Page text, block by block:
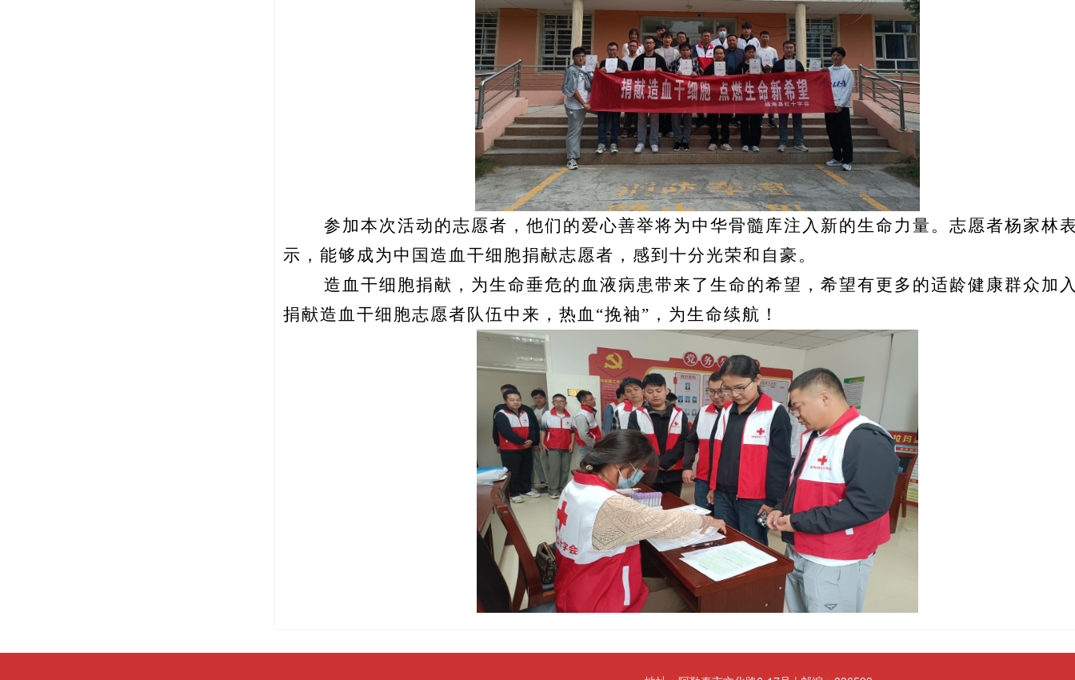
参加本次活动的志愿者 ，他们的爱心善举将为中华骨髓库注入新的生命力量。志愿者杨家林
示，能够成为中国造血干细胞捐献志愿者，感到十分光荣和自豪。
造血干细胞捐献，为生命垂危的血液病患带来了生命的希望，希望有更多的适龄健康群众加
捐献造血干细胞志愿者队伍中来，热血 “挽袖”，为生命续航！